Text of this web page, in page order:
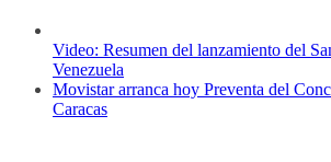
Video: Resumen del lanzamiento del
Venezuela
Movistar arranca hoy Preventa del
Caracas